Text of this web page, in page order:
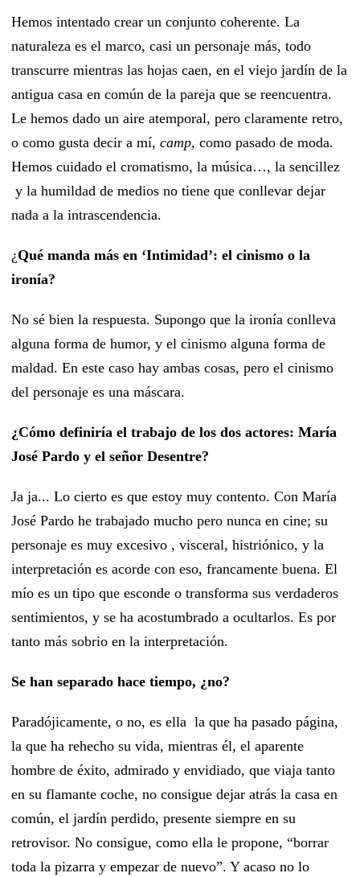
Hemos intentado crear un conjunto coherente. La
naturaleza es el marco, casi un personaje más, todo
transcurre mientras las hojas caen, en el viejo jardín de la
antigua casa en común de la pareja que se reencuentra.
Le hemos dado un aire atemporal, pero claramente retro,
o como gusta decir a mí, camp, como pasado de moda.
Hemos cuidado el cromatismo, la música…, la sencillez
y la humildad de medios no tiene que conllevar dejar
nada a la intrascendencia.
¿Qué manda más en ‘Intimidad’: el cinismo o la
ironía?
No sé bien la respuesta. Supongo que la ironía conlleva
alguna forma de humor, y el cinismo alguna forma de
maldad. En este caso hay ambas cosas, pero el cinismo
del personaje es una máscara.
¿Cómo definiría el trabajo de los dos actores: María
José Pardo y el señor Desentre?
Ja ja... Lo cierto es que estoy muy contento. Con María
José Pardo he trabajado mucho pero nunca en cine; su
personaje es muy excesivo , visceral, histriónico, y la
interpretación es acorde con eso, francamente buena. El
mío es un tipo que esconde o transforma sus verdaderos
sentimientos, y se ha acostumbrado a ocultarlos. Es por
tanto más sobrio en la interpretación.
Se han separado hace tiempo, ¿no?
Paradójicamente, o no, es ella la que ha pasado página,
la que ha rehecho su vida, mientras él, el aparente
hombre de éxito, admirado y envidiado, que viaja tanto
en su flamante coche, no consigue dejar atrás la casa en
común, el jardín perdido, presente siempre en su
retrovisor. No consigue, como ella le propone, “borrar
toda la pizarra y empezar de nuevo”. Y acaso no lo